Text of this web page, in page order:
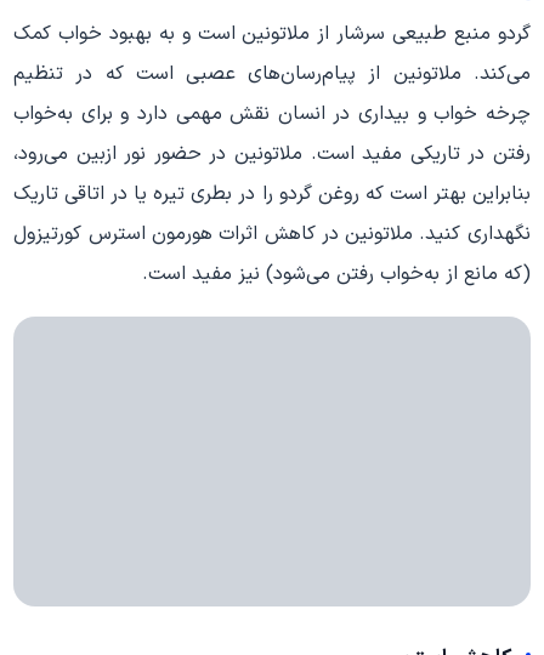
گردو منبع طبیعی سرشار از ملاتونین است و به بهبود خواب کمک
می‌کند. ملاتونین از پیام‌رسان‌های عصبی است که در تنظیم
چرخه خواب و بیداری در انسان نقش مهمی دارد و برای به‌خواب
رفتن در تاریکی مفید است. ملاتونین در حضور نور ازبین می‌رود،
بنابراین بهتر است که روغن گردو را در بطری تیره یا در اتاقی تاریک
نگهداری کنید. ملاتونین در کاهش اثرات هورمون استرس کورتیزول
(که مانع از به‌خواب رفتن می‌شود) نیز مفید است.